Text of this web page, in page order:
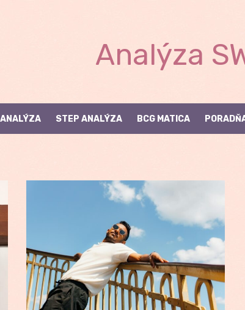
Analýza
STEP ANALÝZA BCG MATICA